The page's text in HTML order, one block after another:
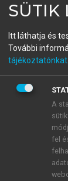
A
ÚJ
1 óra
E-MAIL-CÍM
SÜTIK
Itt láthatja és
További
tájékoztatónkat
A
fel